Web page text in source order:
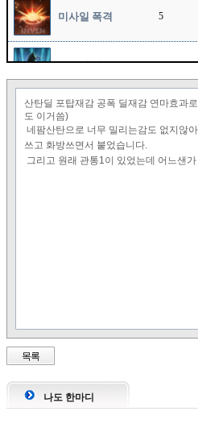
미사일 폭격 5
에너지 필드 10
포격 : 곡사포
포격 : 집중포화
산탄딜 포탑재감 공폭 딜재감 연마효과
도 이거씀)
네팜산탄으로 너무 밀리는감도 없지않
쓰고 화방쓰면서 붙었습니다.
그리고 원래 관통1이 있었는데 어느샌
목록
나도 한마디